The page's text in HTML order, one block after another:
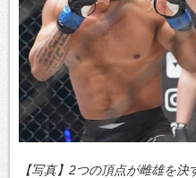
【写真】2つの頂点が雌雄を